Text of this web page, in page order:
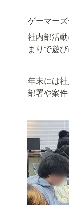
ゲーマー
社内部活
まりで遊
年末には
部署や案